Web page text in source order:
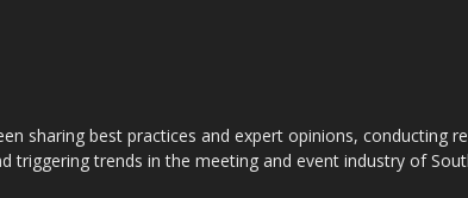
sharing best practices and expert opinions, conducting
triggering trends in the meeting and event industry of